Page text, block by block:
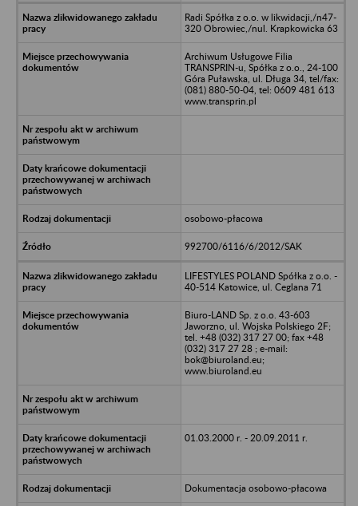
Radi Spółka z o.o. w likwidacji,/n47-
320 Obrowiec,/nul. Krapkowicka 63
Archiwum Usługowe Filia
TRANSPRIN-u, Spółka z o.o., 24-100
Góra Puławska, ul. Długa 34, tel/fax:
(081) 880-50-04, tel: 0609 481 613
www.transprin.pl
osobowo-płacowa
992700/6116/6/2012/SAK
LIFESTYLES POLAND Spółka z o.o. -
40-514 Katowice, ul. Ceglana 71
Biuro-LAND Sp. z o.o. 43-603
Jaworzno, ul. Wojska Polskiego 2F;
tel. +48 (032) 317 27 00; fax +48
(032) 317 27 28 ; e-mail:
bok@biuroland.eu;
www.biuroland.eu
01.03.2000 r. - 20.09.2011 r.
Dokumentacja osobowo-płacowa